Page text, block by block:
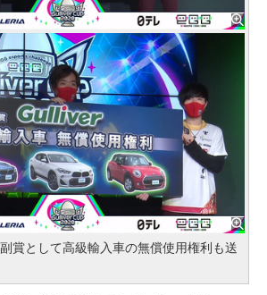
賞として高級輸入車の無償使用権利も送